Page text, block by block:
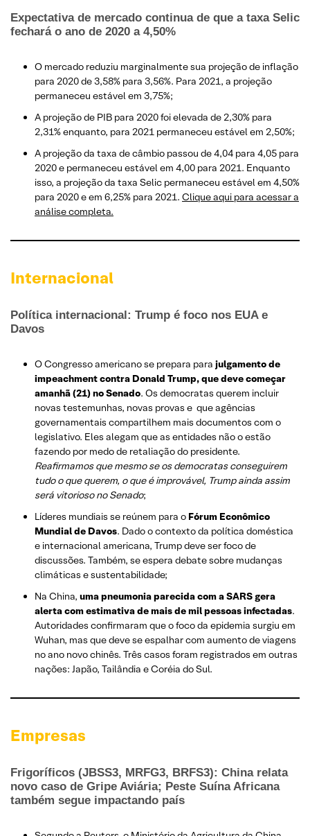
Expectativa de mercado continua de que a taxa Selic
fechará o ano de 2020 a 4,50%
O mercado reduziu marginalmente sua projeção de inflação
para 2020 de 3,58% para 3,56%. Para 2021, a projeção
permaneceu estável em 3,75%;
A projeção de PIB para 2020 foi elevada de 2,30% para
2,31% enquanto, para 2021 permaneceu estável em 2,50%;
A projeção da taxa de câmbio passou de 4,04 para 4,05 para
2020 e permaneceu estável em 4,00 para 2021. Enquanto
isso, a projeção da taxa Selic permaneceu estável em 4,50%
para 2020 e em 6,25% para 2021. Clique aqui para acessar a
análise completa.
Internacional
Política internacional: Trump é foco nos EUA e
Davos
O Congresso americano se prepara para julgamento de
impeachment contra Donald Trump, que deve começar
amanhã (21) no Senado. Os democratas querem incluir
novas testemunhas, novas provas e que agências
governamentais compartilhem mais documentos com o
legislativo. Eles alegam que as entidades não o estão
fazendo por medo de retaliação do presidente.
Reafirmamos que mesmo se os democratas conseguirem
tudo o que querem, o que é improvável, Trump ainda assim
será vitorioso no Senado;
Líderes mundiais se reúnem para o Fórum Econômico
Mundial de Davos. Dado o contexto da política doméstica
e internacional americana, Trump deve ser foco de
discussões. Também, se espera debate sobre mudanças
climáticas e sustentabilidade;
Na China, uma pneumonia parecida com a SARS gera
alerta com estimativa de mais de mil pessoas infectadas.
Autoridades confirmaram que o foco da epidemia surgiu em
Wuhan, mas que deve se espalhar com aumento de viagens
no ano novo chinês. Três casos foram registrados em outras
nações: Japão, Tailândia e Coréia do Sul.
Empresas
Frigoríficos (JBSS3, MRFG3, BRFS3): China relata
novo caso de Gripe Aviária; Peste Suína Africana
também segue impactando país